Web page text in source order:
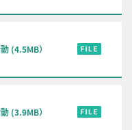
(4.5MB）
(3.9MB）